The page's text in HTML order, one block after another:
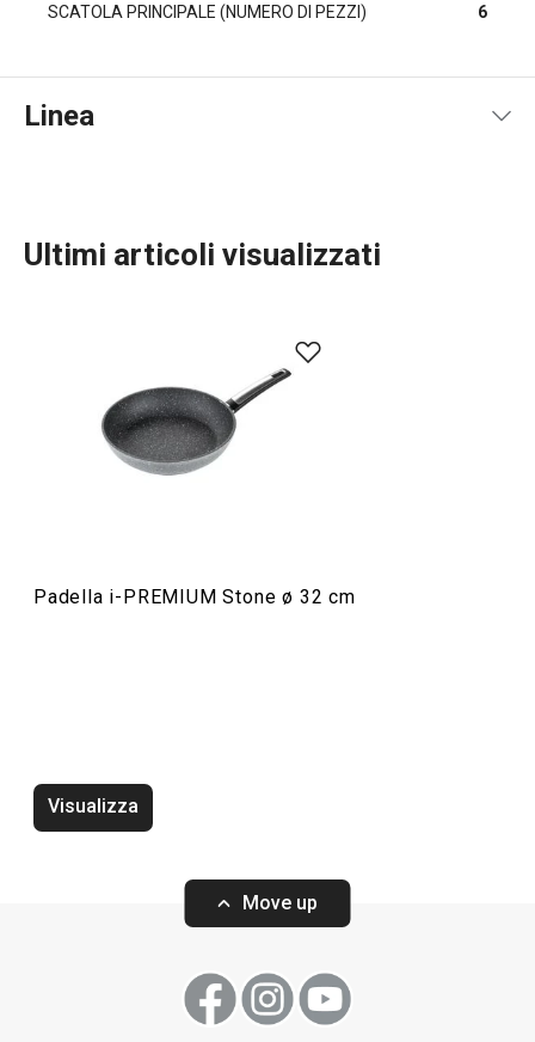
SCATOLA PRINCIPALE (NUMERO DI PEZZI) 6
Linea
Cucinare
Ultimi articoli visualizzati
Padella i-PREMIUM Stone ø 32 cm
Visualizza
Move up